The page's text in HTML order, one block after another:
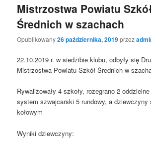
Mistrzostwa Powiatu
Średnich w szachach
Opublikowany26 października, 2019przez
22.10.2019 r. w siedzibie klubu, odbyły się
Mistrzostwa Powiatu Szkół Średnich w
Rywalizowały 4 szkoły, rozegrano 2
system szwajcarski 5 rundowy, a dziewczyny
kołowym
Wyniki dziewczyny: